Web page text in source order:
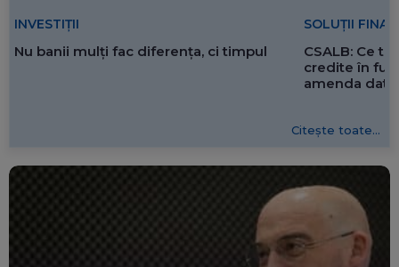
INVESTIȚII
Nu banii mulți fac diferența, ci timpul
SOLUȚII
CSALB: Ce
credite în
amenda
Citește toate...